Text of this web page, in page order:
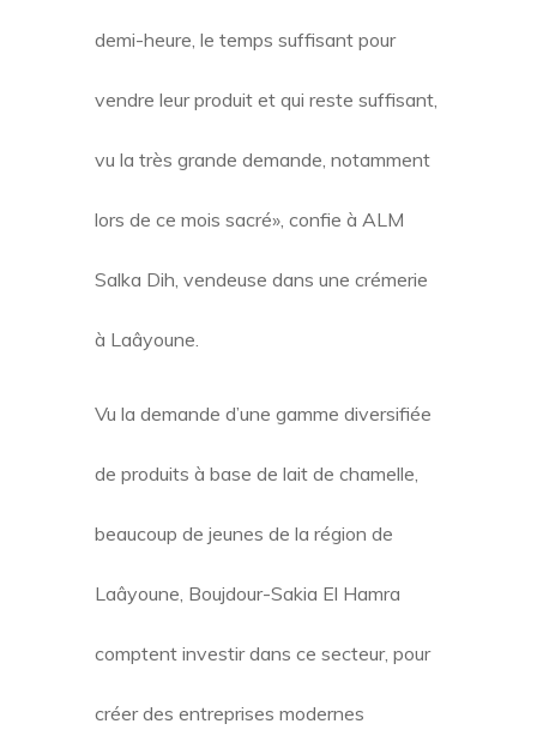
demi-heure, le temps suffisant pour
vendre leur produit et qui reste suffisant,
vu la très grande demande, notamment
lors de ce mois sacré», confie à ALM
Salka Dih, vendeuse dans une crémerie
à Laâyoune.
Vu la demande d’une gamme diversifiée
de produits à base de lait de chamelle,
beaucoup de jeunes de la région de
Laâyoune, Boujdour-Sakia El Hamra
comptent investir dans ce secteur, pour
créer des entreprises modernes